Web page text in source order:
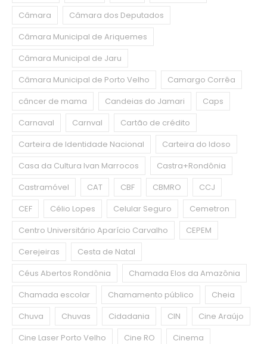
Câmara
Câmara dos Deputados
Câmara Municipal de Ariquemes
Câmara Municipal de Jaru
Câmara Municipal de Porto Velho
Camargo Corrêa
câncer de mama
Candeias do Jamari
Caps
Carnaval
Carnval
Cartão de crédito
Carteira de Identidade Nacional
Carteira do Idoso
Casa da Cultura Ivan Marrocos
Castra+Rondônia
Castramóvel
CAT CBF CBMRO
CCJ
CEF
Célio Lopes Celular Seguro
Cemetron
Centro Universitário Aparício Carvalho
CEPEM
Cerejeiras
Cesta de Natal
Céus Abertos Rondônia
Chamada Elos da Amazônia
Chamada escolar
Chamamento público
Cheia
Chuva
Chuvas Cidadania CIN
Cine Araújo
Cine Laser Porto Velho
Cine RO
Cinema